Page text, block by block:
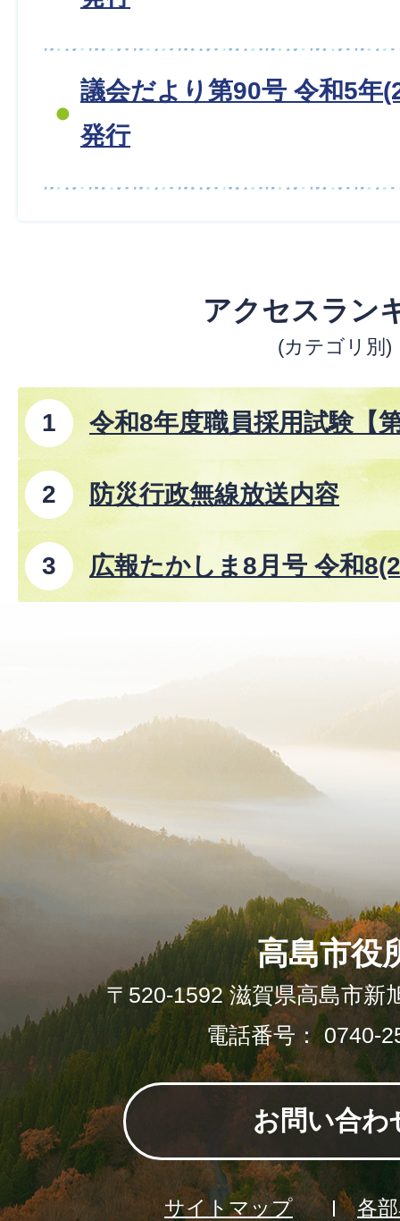
議会だより第90号 令和5年
発行
アクセスラン
(カテゴリ別)
令和8年度職員採用試験【
防災行政無線放送内容
広報たかしま8月号 令和
高島市役
〒520-1592 滋賀県高島市新
電話番号： 0740-
お問い合わ
サイトマップ
各